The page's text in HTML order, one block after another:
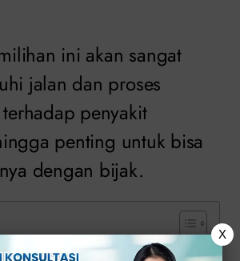
ini akan sangat
jalan dan proses
penyakit
penting untuk bisa
dengan bijak.
X